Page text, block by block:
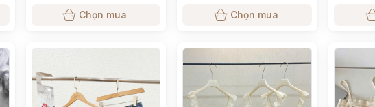
Chọn mua Chọn mua